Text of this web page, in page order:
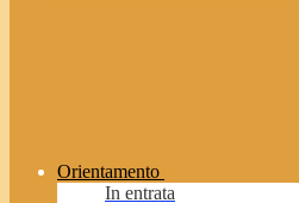
Orientamento
In entrata